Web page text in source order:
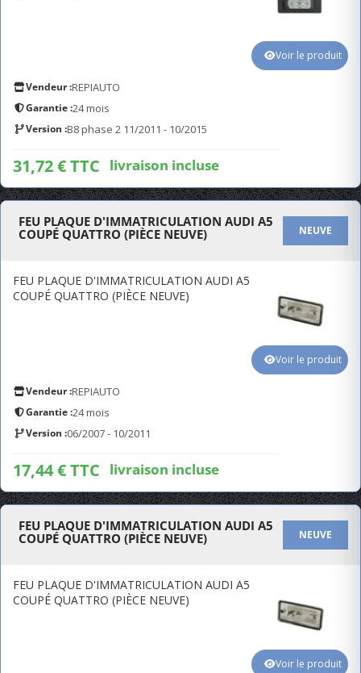
Vendeur :REPIAUTO
Garantie :24 mois
Version :B8 phase 2 11/2011 - 10/2015
31,72 € TTC livraison incluse
Voir le produit
FEU PLAQUE D'IMMATRICULATION AUDI A5
COUPÉ QUATTRO (PIÈCE NEUVE)
NEUVE
FEU PLAQUE D'IMMATRICULATION AUDI A5
COUPÉ QUATTRO (PIÈCE NEUVE)
Vendeur :REPIAUTO
Garantie :24 mois
Version :06/2007 - 10/2011
17,44 € TTC livraison incluse
Voir le produit
FEU PLAQUE D'IMMATRICULATION AUDI A5
COUPÉ QUATTRO (PIÈCE NEUVE)
NEUVE
FEU PLAQUE D'IMMATRICULATION AUDI A5
COUPÉ QUATTRO (PIÈCE NEUVE)
Voir le produit